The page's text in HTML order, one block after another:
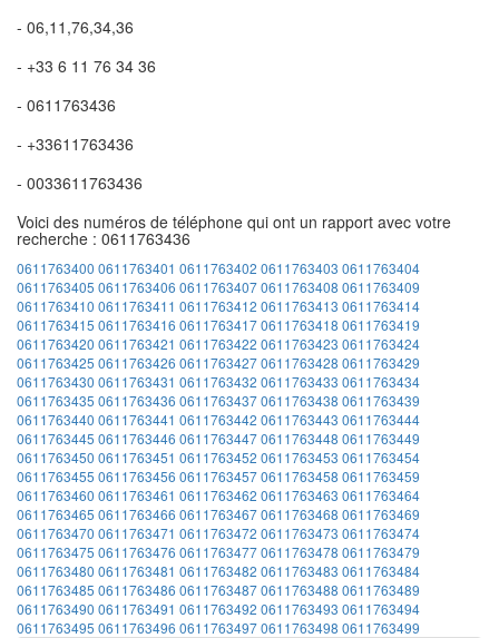
- 06,11,76,34,36
- +33 6 11 76 34 36
- 0611763436
- +33611763436
- 0033611763436
Voici des numéros de téléphone qui ont un rapport avec votre
recherche : 0611763436
0611763400 0611763401 0611763402 0611763403 0611763404
0611763405 0611763406 06117634070611763408 0611763409
0611763410 0611763411 0611763412 0611763413 0611763414
0611763415 0611763416 06117634170611763418 0611763419
0611763420 0611763421 0611763422 0611763423 0611763424
0611763425 0611763426 06117634270611763428 0611763429
0611763430 0611763431 0611763432 0611763433 0611763434
0611763435 0611763436 06117634370611763438 0611763439
0611763440 0611763441 0611763442 0611763443 0611763444
0611763445 0611763446 06117634470611763448 0611763449
0611763450 0611763451 0611763452 0611763453 0611763454
0611763455 0611763456 06117634570611763458 0611763459
0611763460 0611763461 0611763462 0611763463 0611763464
0611763465 0611763466 06117634670611763468 0611763469
0611763470 0611763471 0611763472 0611763473 0611763474
0611763475 0611763476 06117634770611763478 0611763479
0611763480 0611763481 0611763482 0611763483 0611763484
0611763485 0611763486 06117634870611763488 0611763489
0611763490 0611763491 0611763492 0611763493 0611763494
0611763495 0611763496 06117634970611763498 0611763499